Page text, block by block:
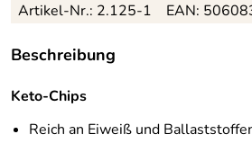
Artikel-Nr.: 2.125-1 EAN:
Beschreibung
Keto-Chips
Reich an Eiweiß und